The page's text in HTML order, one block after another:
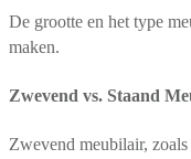
De grootte en het type
maken.
Zwevend vs. Staand
Zwevend meubilair,